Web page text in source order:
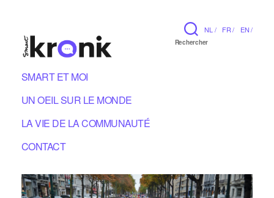
NL / FR / EN /
Rechercher
SMART ET MOI
UN OEIL SUR LE MONDE
LA VIE DE LA COMMUNAUTÉ
CONTACT